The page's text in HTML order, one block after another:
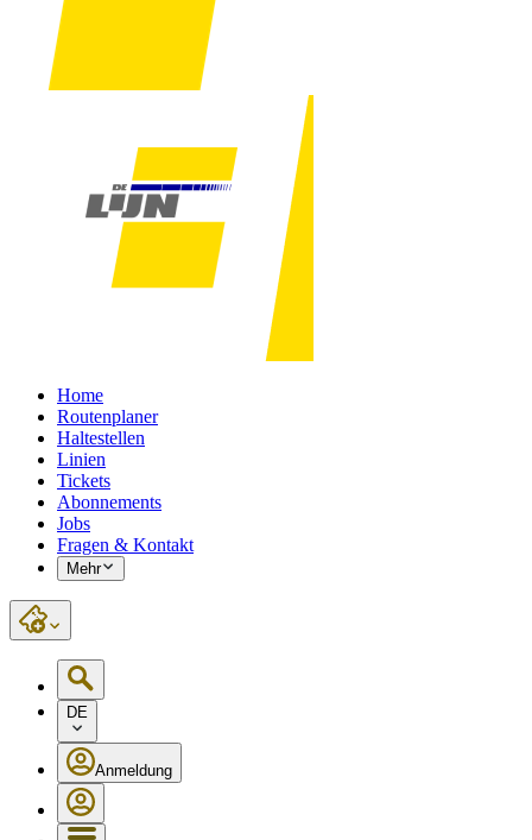
Home
Routenplaner
Haltestellen
Linien
Tickets
Abonnements
Jobs
Fragen & Kontakt
Mehr
DE
Anmeldung